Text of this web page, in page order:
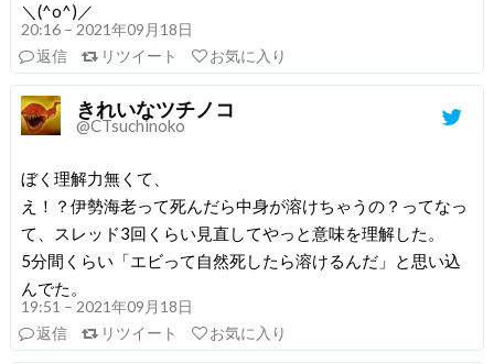
＼(^o^)／
20:16 – 2021年09月18日
返信
リツイート お気に入り
きれいなツチノコ
@CTsuchinoko
ぼく理解力無くて、
え！？伊勢海老って死んだら中身が溶けちゃうの？ってなっ
て、スレッド3回くらい見直してやっと意味を理解した。
5分間くらい「エビって自然死したら溶けるんだ」と思い込
んでた。
19:51 – 2021年09月18日
返信
リツイート お気に入り